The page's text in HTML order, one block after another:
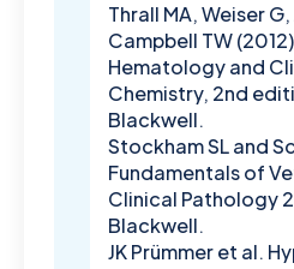
Thrall MA, Weiser
Campbell TW
Hematology and
Chemistry, 2nd
Blackwell.
Stockham SL and
Fundamentals of
Clinical Pathology
Blackwell.
JK Prümmer et al.